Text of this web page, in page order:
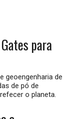
para
geoengenharia de
de pó de
o planeta.